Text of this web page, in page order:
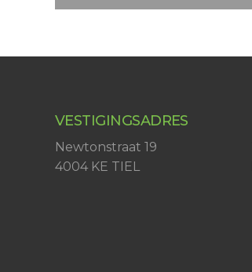
VESTIGINGSADRES
Newtonstraat 19
4004 KE TIEL